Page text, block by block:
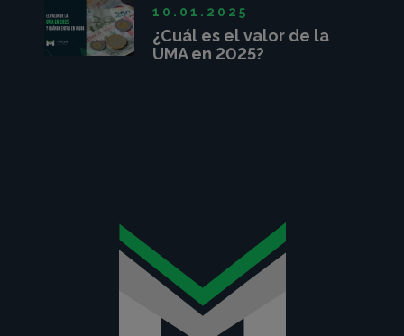
¿Cuál es el valor de la
UMA en 2025?
10.01.2025